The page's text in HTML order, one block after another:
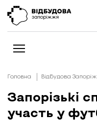
Новини
Відбудова
Головна Відбудова
Запорізькі
участь у